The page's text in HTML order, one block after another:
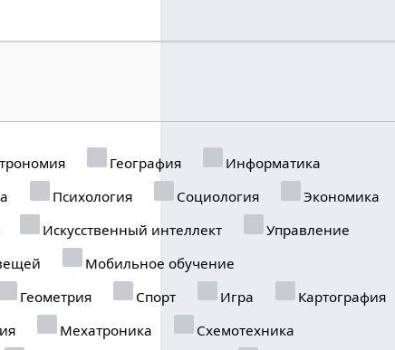
География
Информатика
Психология Социология
Экономика
Искусственный интеллект
Управление
Мобильное обучение
Геометрия Спорт Игра
Картография
Мехатроника
Схемотехника